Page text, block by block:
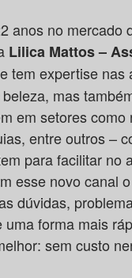
anos no mercado
Lilica Mattos –
tem expertise nas
mas
em setores como
entre outros –
para facilitar no
esse novo canal
dúvidas,
uma forma mais
sem custo